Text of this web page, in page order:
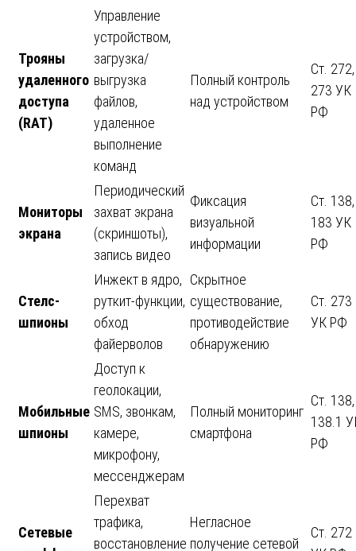
Трояны
удаленного
доступа
(RAT)
Управление
устройством,
загрузка/
выгрузка
файлов,
удаленное
выполнение
команд
Полный контроль
над устройством
Ст. 272,
273 УК
РФ
Мониторы
экрана
Периодический
захват экрана
(скриншоты),
запись видео
Фиксация
визуальной
информации
Ст. 138,
183 УК
РФ
Стелс-
шпионы
Инжект в ядро,
руткит-функции,
обход
файерволов
Скрытное
существование,
противодействие
обнаружению
Ст. 273
УК РФ
Мобильные
шпионы
Доступ к
геолокации,
SMS, звонкам,
камере,
микрофону,
мессенджерам
Полный мониторинг
смартфона
Ст. 138,
138.1
РФ
Сетевые
Перехват
трафика,
восстановление
Негласное
получение сетевой
Ст. 272